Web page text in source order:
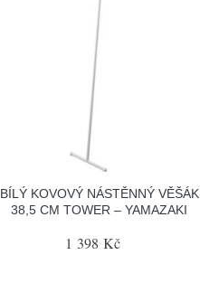
BÍLÝ KOVOVÝ NÁSTĚNNÝ VĚŠÁK
38,5 CM TOWER – YAMAZAKI
1 398 Kč